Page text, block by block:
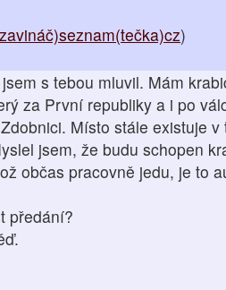
)
s tebou mluvil. Mám
za První republiky a i po
Místo stále existuje
jsem, že budu schopen
občas pracovně jedu, je to
předání?